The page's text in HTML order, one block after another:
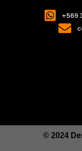
+569
© 2024